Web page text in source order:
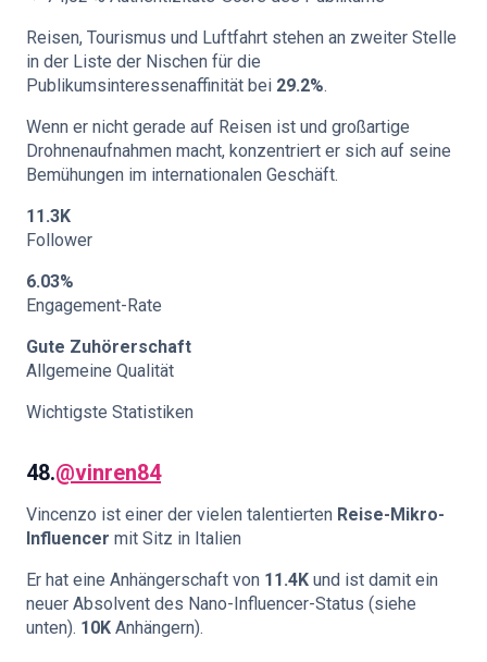
Reisen, Tourismus und Luftfahrt stehen an zweiter Stelle
in der Liste der Nischen für die
Publikumsinteressenaffinität bei 29.2%.
Wenn er nicht gerade auf Reisen ist und großartige
Drohnenaufnahmen macht, konzentriert er sich auf seine
Bemühungen im internationalen Geschäft.
11.3K
Follower
6.03%
Engagement-Rate
Gute Zuhörerschaft
Allgemeine Qualität
Wichtigste Statistiken
48.@vinren84
Vincenzo ist einer der vielen talentierten Reise-Mikro-
Influencer mit Sitz in Italien
Er hat eine Anhängerschaft von 11.4K und ist damit ein
neuer Absolvent des Nano-Influencer-Status (siehe
unten). 10K Anhängern).